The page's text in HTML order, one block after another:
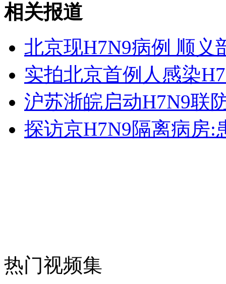
无痛分娩是否安全 医生回应
外交部：反对强权政治霸凌主义
外交部：有关国家言论片面不公正
安徽一实载49人客车翻车
相关报道
北京现H7N9病例 顺义
实拍北京首例人感染
沪苏浙皖启动H7N9联
探访京H7N9隔离病房:
热门视频集